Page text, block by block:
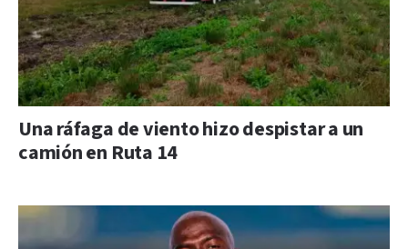
Una ráfaga de viento hizo despistar a un
camión en Ruta 14